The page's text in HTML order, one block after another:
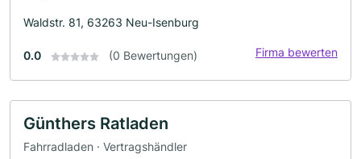
Waldstr. 81, 63263 Neu-Isenburg
0.0 (0 Bewertungen) Firma bewerten
Günthers Ratladen
Fahrradladen · Vertragshändler